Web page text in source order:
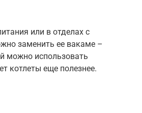
или в отделах с
заменить ее вакаме –
можно использовать
котлеты еще полезнее.